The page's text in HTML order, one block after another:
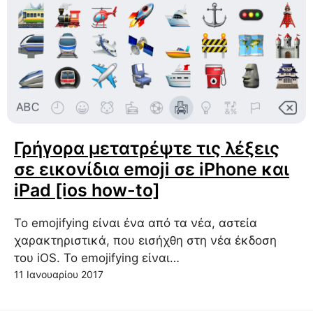
Γρήγορα μετατρέψτε τις λέξεις
σε εικονίδια emoji σε iPhone και
iPad [ios how-to]
Το emojifying είναι ένα από τα νέα, αστεία
χαρακτηριστικά, που εισήχθη στη νέα έκδοση
του iOS. Το emojifying είναι…
11 Ιανουαρίου 2017